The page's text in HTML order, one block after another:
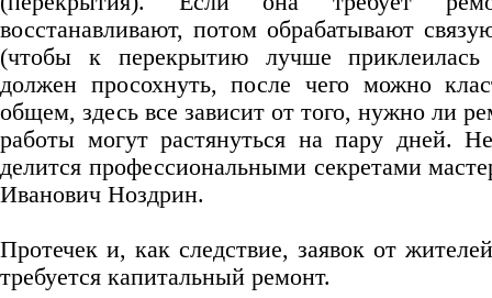
восстанавливают, потом обрабатывают
(чтобы к перекрытию лучше
должен просохнуть, после чего можно
общем, здесь все зависит от того, нужно ли
работы могут растянуться на пару дней.
делится профессиональными секретами
Иванович Ноздрин.
Протечек и, как следствие, заявок от
требуется капитальный ремонт.